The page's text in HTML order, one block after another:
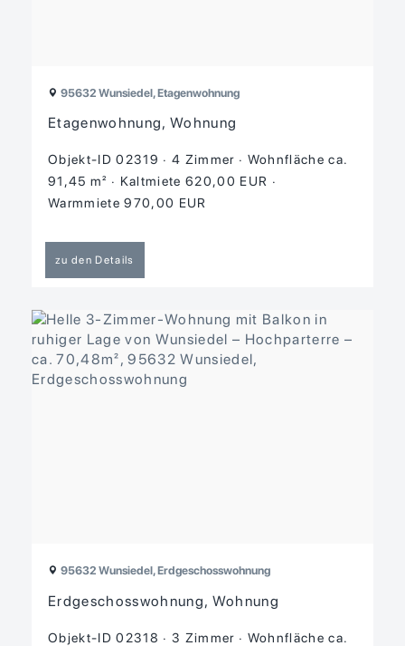
95632 Wunsiedel, Etagenwohnung
Etagenwohnung, Wohnung
Objekt-ID 02319 4 Zimmer
Wohnfläche ca.
91,45 m²
Kaltmiete 620,00 EUR
Warmmiete 970,00 EUR
zu den Details
95632 Wunsiedel, Erdgeschosswohnung
Erdgeschosswohnung, Wohnung
Objekt-ID 02318 3 Zimmer
Wohnfläche ca.